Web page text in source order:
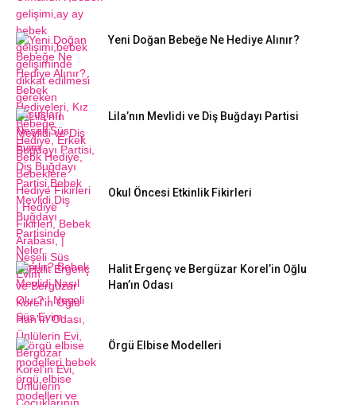
Yeni Doğan Bebeğe Ne Hediye Alınır?
Lila’nın Mevlidi ve Diş Buğdayı Partisi
Okul Öncesi Etkinlik Fikirleri
Halit Ergenç ve Bergüzar Korel’in Oğlu
Han’ın Odası
Örgü Elbise Modelleri